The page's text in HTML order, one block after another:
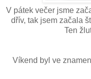
V pátek večer jsme
dřív, tak jsem začala
Ten
Víkend byl ve